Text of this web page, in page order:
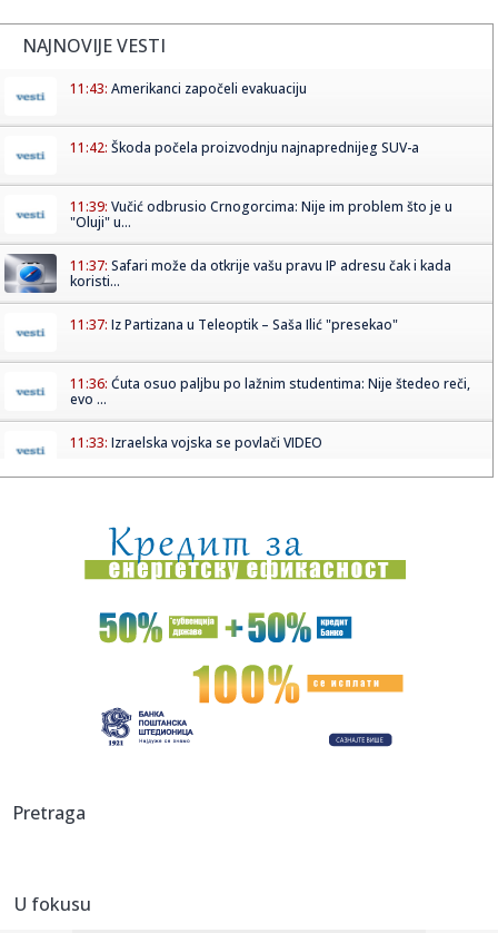
NAJNOVIJE VESTI
11:43: Amerikanci započeli evakuaciju
11:42: Škoda počela proizvodnju najnaprednijeg SUV-a
11:39: Vučić odbrusio Crnogorcima: Nije im problem što je u
"Oluji" u...
11:37: Safari može da otkrije vašu pravu IP adresu čak i kada
koristi...
11:37: Iz Partizana u Teleoptik – Saša Ilić "presekao"
11:36: Ćuta osuo paljbu po lažnim studentima: Nije štedeo reči,
evo ...
11:33: Izraelska vojska se povlači VIDEO
11:29:Održana sednica Štaba za vanredne situacije; Ovo su
najnovije i...
11:29:Sombor: Akcija dobrovoljnog davanja krvi 11. avgusta u
Staparu
Autorska vođenja kroz izložbu "Uroš Predić u Sentandreji"
11:28:Velemir: Zrenjanin kažnjava male privrednike
11:25:
Pretraga
U fokusu